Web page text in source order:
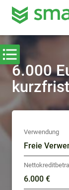
6.000
Verwendung